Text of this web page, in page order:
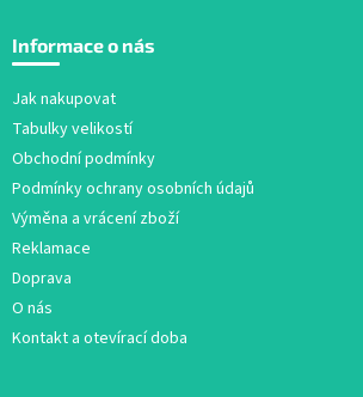
p
Informace o nás
Jak nakupovat
Tabulky velikostí
Obchodní podmínky
Podmínky ochrany osobních údajů
Výměna a vrácení zboží
Reklamace
Doprava
O nás
Kontakt a otevírací doba